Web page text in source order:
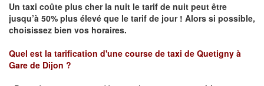
Un taxi coûte plus cher la nuit le tarif de nuit peut être
jusqu’à 50% plus élevé que le tarif de jour ! Alors si possible,
choisissez bien vos horaires.
Quel est la tarification d'une course de taxi de Quetigny à
Gare de Dijon ?